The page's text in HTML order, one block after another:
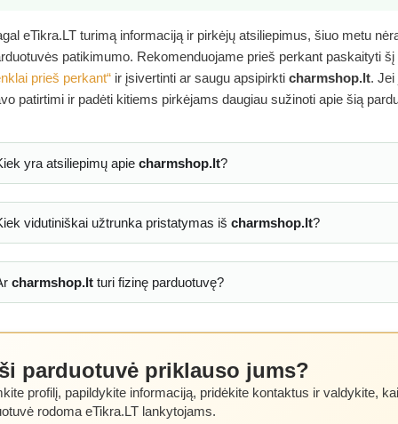
eTikra.LT turimą informaciją ir pirkėjų atsiliepimus, šiuo metu
patikimumo. Rekomenduojame prieš perkant paskaityti šį
prieš perkant“ ir įsivertinti ar saugu apsipirkti charmshop.lt. Jei
patirtimi ir padėti kitiems pirkėjams daugiau sužinoti apie šią
yra atsiliepimų apie charmshop.lt?
vidutiniškai užtrunka pristatymas iš charmshop.lt?
charmshop.ltturi fizinę parduotuvę?
parduotuvė priklauso jums?
profilį, papildykite informaciją, pridėkite kontaktus ir valdykite,
rodoma eTikra.LT lankytojams.